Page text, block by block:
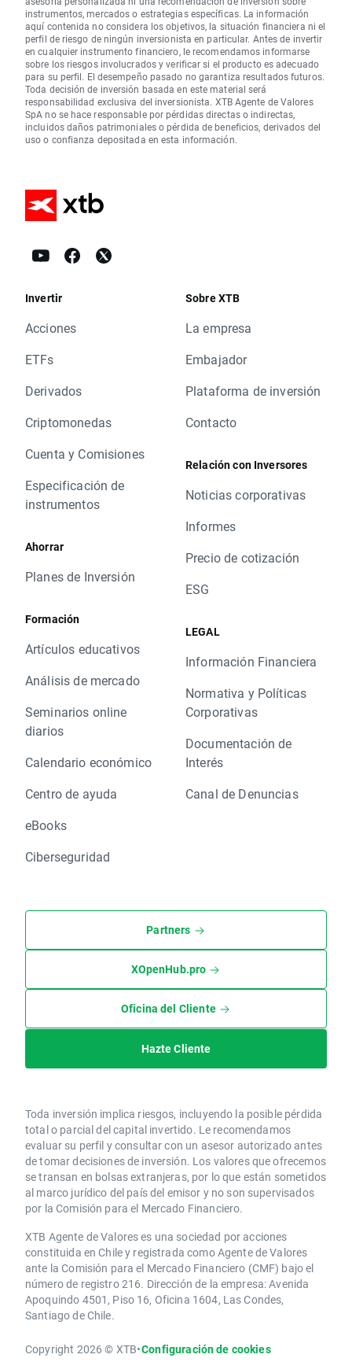
instrumentos, mercados o estrategias específicas. La información
aquí contenida no considera los objetivos, la situación financiera ni el
perfil de riesgo de ningún inversionista en particular. Antes de invertir
en cualquier instrumento financiero, le recomendamos informarse
sobre los riesgos involucrados y verificar si el producto es adecuado
para su perfil. El desempeño pasado no garantiza resultados futuros.
Toda decisión de inversión basada en este material será
responsabilidad exclusiva del inversionista. XTB Agente de Valores
SpA no se hace responsable por pérdidas directas o indirectas,
incluidos daños patrimoniales o pérdida de beneficios, derivados del
uso o confianza depositada en esta información.
Invertir
Acciones
ETFs
Derivados
Criptomonedas
Cuenta y Comisiones
Especificación de
instrumentos
Ahorrar
Planes de Inversión
Formación
Artículos educativos
Análisis de mercado
Seminarios online
diarios
Calendario económico
Centro de ayuda
eBooks
Ciberseguridad
Sobre XTB
La empresa
Embajador
Plataforma de inversión
Contacto
Relación con Inversores
Noticias corporativas
Informes
Precio de cotización
ESG
LEGAL
Información Financiera
Normativa y Políticas
Corporativas
Documentación de
Interés
Canal de Denuncias
Partners
XOpenHub.pro
Oficina del Cliente
Hazte Cliente
Toda inversión implica riesgos, incluyendo la posible pérdida
total o parcial del capital invertido. Le recomendamos
evaluar su perfil y consultar con un asesor autorizado antes
de tomar decisiones de inversión. Los valores que ofrecemos
se transan en bolsas extranjeras, por lo que están sometidos
al marco jurídico del país del emisor y no son supervisados
por la Comisión para el Mercado Financiero.
XTB Agente de Valores es una sociedad por acciones
constituida en Chile y registrada como Agente de Valores
ante la Comisión para el Mercado Financiero (CMF) bajo el
número de registro 216. Dirección de la empresa: Avenida
Apoquindo 4501, Piso 16, Oficina 1604, Las Condes,
Santiago de Chile.
Copyright 2026 © XTB•Configuración de cookies